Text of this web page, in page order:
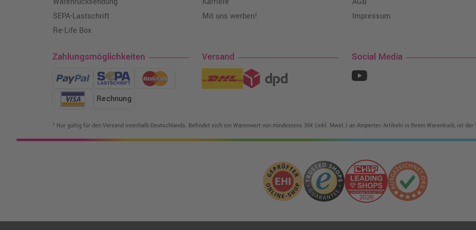
SEPA-Lastschrift
Re-Life Box
Mit uns werben!
Impressum
Zahlungsmöglichkeiten
Rechnung
Versand Social Media
¹ Nur gültig für den Versand innerhalb Deutschlands. Befindet sich ein Warenwert von mindestens 35€ (inkl. Mwst.) an Ampertec Artikeln in Ihrem Warenkorb, ist